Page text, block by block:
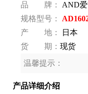
品 牌：
AND
规格型号：
产 地：
日本
货 期： 现货
温馨提示：
产品详细介绍